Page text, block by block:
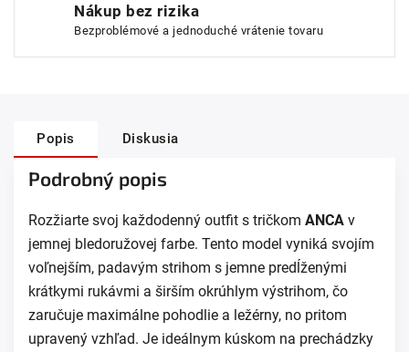
Nákup bez rizika
Bezproblémové a jednoduché vrátenie tovaru
Popis Diskusia
Podrobný popis
Rozžiarte svoj každodenný outfit s tričkom ANCA v
jemnej bledoružovej farbe. Tento model vyniká svojím
voľnejším, padavým strihom s jemne predĺženými
krátkymi rukávmi a širším okrúhlym výstrihom, čo
zaručuje maximálne pohodlie a ležérny, no pritom
upravený vzhľad. Je ideálnym kúskom na prechádzky